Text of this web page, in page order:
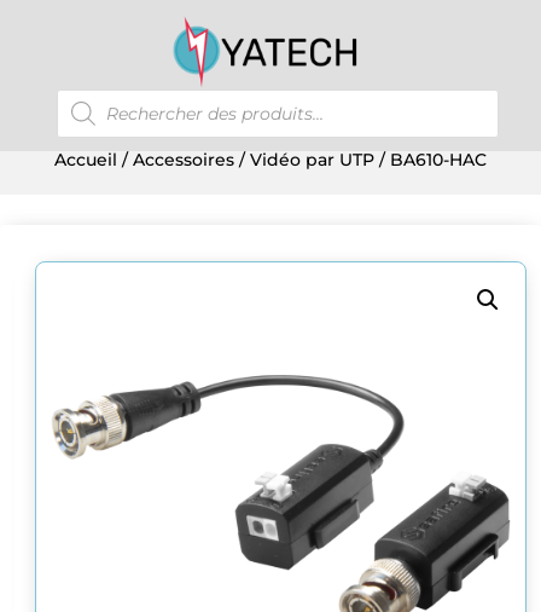
Recherche
de
produits
Accueil /Accessoires/Vidéo par UTP/ BA610-HAC